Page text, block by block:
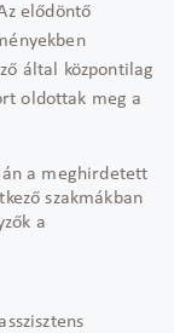
elődöntő
által központilag
oldottak meg a
a meghirdetett
szakmákban
a